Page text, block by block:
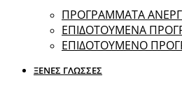
ΠΡΟΓΡΑΜΜΑΤΑ
ΕΠΙΔΟΤΟΥΜΕΝΑ
ΕΠΙΔΟΤΟΥΜΕΝΟ
ΞΕΝΕΣ ΓΛΩΣΣΕΣ